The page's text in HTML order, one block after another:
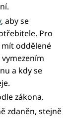
, aby se
Pro
oddělené
a kdy se
zákona.
zdaněn, stejně